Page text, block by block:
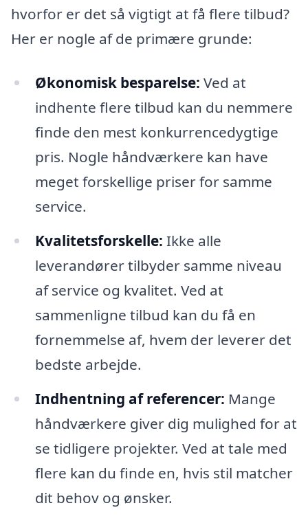
hvorfor er det så vigtigt at få flere tilbud?
Her er nogle af de primære grunde:
Økonomisk besparelse: Ved at
indhente flere tilbud kan du nemmere
finde den mest konkurrencedygtige
pris. Nogle håndværkere kan have
meget forskellige priser for samme
service.
Kvalitetsforskelle: Ikke alle
leverandører tilbyder samme niveau
af service og kvalitet. Ved at
sammenligne tilbud kan du få en
fornemmelse af, hvem der leverer det
bedste arbejde.
Indhentning af referencer: Mange
håndværkere giver dig mulighed for at
se tidligere projekter. Ved at tale med
flere kan du finde en, hvis stil matcher
dit behov og ønsker.